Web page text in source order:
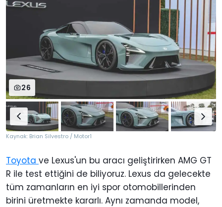
26
Kaynak: Brian Silvestro / Motor1
Toyota ve Lexus'un bu aracı geliştirirken AMG GT
R ile test ettiğini de biliyoruz. Lexus da gelecekte
tüm zamanların en iyi spor otomobillerinden
birini üretmekte kararlı. Aynı zamanda model,